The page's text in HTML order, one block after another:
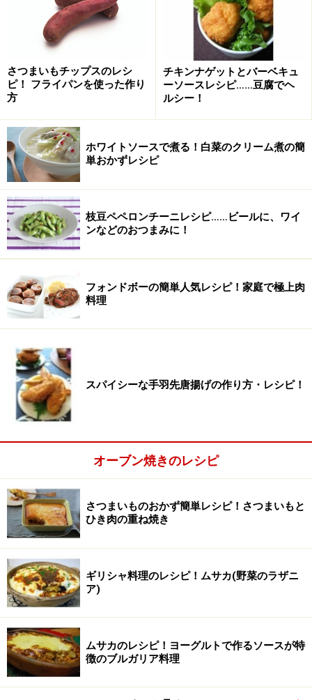
えびを洗い、背綿を取り除く。
えびはよく洗い、殻の背中の部分に竹串をいれ、背綿を
取り除きます。ざるにあげて、水気をきります。
うにして洗いましょう。
調味料を入れ、混ぜる。
ニンニクのみじん切り、ナンプラー、ごま油、塩を合わ
せ、えびを加えます。全体を混ぜ、10分以上（半日くら
いまで）おきます。
※おもてなし時には、事前にここまで下ごしらえをして
も。
さつまいもチップスのレシ
ピ！ フライパンを使った作り
方
チキンナゲットとバーベキュ
ーソースレシピ……豆腐でヘ
ルシー！
ホワイトソースで煮る！白菜のクリーム煮の簡
単おかずレシピ
枝豆ペペロンチーニレシピ……ビールに、ワイ
ンなどのおつまみに！
フォンドボーの簡単人気レシピ！家庭で極上肉
料理
スパイシーな手羽先唐揚げの作り方・レシピ！
オーブン焼きのレシピ
さつまいものおかず簡単レシピ！さつまいもと
ひき肉の重ね焼き
ギリシャ料理のレシピ！ムサカ(野菜のラザニ
ア)
ムサカのレシピ！ヨーグルトで作るソースが特
徴のブルガリア料理